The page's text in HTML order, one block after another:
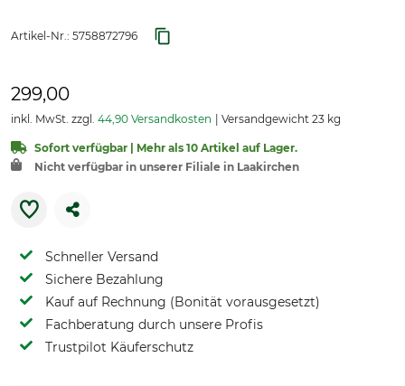
Artikel-Nr.: 5758872796
299,00
inkl. MwSt. zzgl. 44,90 Versandkosten Versandgewicht 23 kg
Sofort verfügbar | Mehr als 10 Artikel auf Lager.
Nicht verfügbar in unserer Filiale in Laakirchen
Schneller Versand
Sichere Bezahlung
Kauf auf Rechnung (Bonität vorausgesetzt)
Fachberatung durch unsere Profis
Trustpilot Käuferschutz